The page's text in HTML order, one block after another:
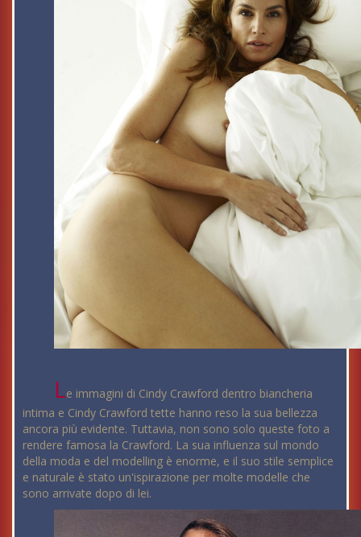
Le immagini di Cindy Crawford dentro biancheria
intima e Cindy Crawford tette hanno reso la sua bellezza
ancora più evidente. Tuttavia, non sono solo queste foto a
rendere famosa la Crawford. La sua influenza sul mondo
della moda e del modelling è enorme, e il suo stile semplice
e naturale è stato un'ispirazione per molte modelle che
sono arrivate dopo di lei.